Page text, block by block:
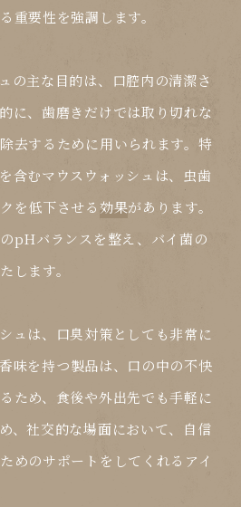
重要性を強調します。
の主な目的は、口腔内の清潔さ
に、歯磨きだけでは取り切れな
去するために用いられます。特
含むマウスウォッシュは、虫歯
を低下させる効果があります。
pHバランスを整え、バイ菌の
します。
ュは、口臭対策としても非常に
味を持つ製品は、口の中の不快
ため、食後や外出先でも手軽に
、社交的な場面において、自信
めのサポートをしてくれるアイ